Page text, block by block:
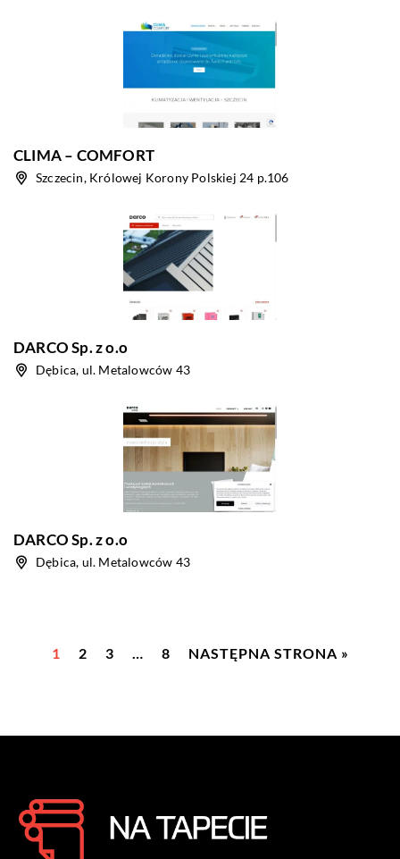
CLIMA – COMFORT
Szczecin, Królowej Korony Polskiej 24 p.106
DARCO Sp. z o.o
Dębica, ul. Metalowców 43
DARCO Sp. z o.o
Dębica, ul. Metalowców 43
1 2 3 … 8 NASTĘPNA STRONA »